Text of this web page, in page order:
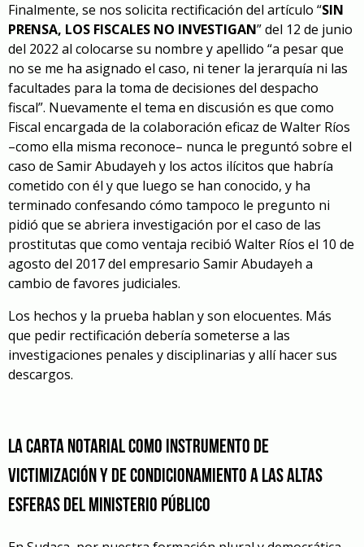
Finalmente, se nos solicita rectificación del artículo “SIN
PRENSA, LOS FISCALES NO INVESTIGAN” del 12 de junio
del 2022 al colocarse su nombre y apellido “a pesar que
no se me ha asignado el caso, ni tener la jerarquía ni las
facultades para la toma de decisiones del despacho
fiscal”. Nuevamente el tema en discusión es que como
Fiscal encargada de la colaboración eficaz de Walter Ríos
–como ella misma reconoce– nunca le preguntó sobre el
caso de Samir Abudayeh y los actos ilícitos que habría
cometido con él y que luego se han conocido, y ha
terminado confesando cómo tampoco le pregunto ni
pidió que se abriera investigación por el caso de las
prostitutas que como ventaja recibió Walter Ríos el 10 de
agosto del 2017 del empresario Samir Abudayeh a
cambio de favores judiciales.
Los hechos y la prueba hablan y son elocuentes. Más
que pedir rectificación debería someterse a las
investigaciones penales y disciplinarias y allí hacer sus
descargos.
La carta notarial como instrumento de
victimización y de condicionamiento a las altas
esferas del Ministerio Público